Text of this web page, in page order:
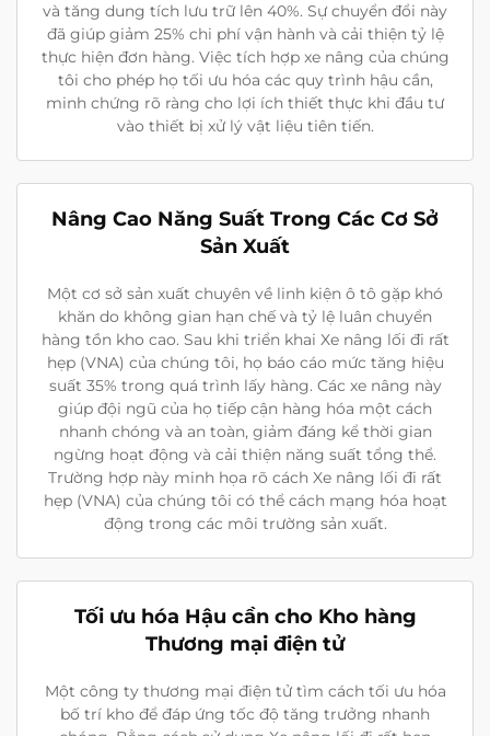
và tăng dung tích lưu trữ lên 40%. Sự chuyển đổi này
đã giúp giảm 25% chi phí vận hành và cải thiện tỷ lệ
thực hiện đơn hàng. Việc tích hợp xe nâng của chúng
tôi cho phép họ tối ưu hóa các quy trình hậu cần,
minh chứng rõ ràng cho lợi ích thiết thực khi đầu tư
vào thiết bị xử lý vật liệu tiên tiến.
Nâng Cao Năng Suất Trong Các Cơ Sở
Sản Xuất
Một cơ sở sản xuất chuyên về linh kiện ô tô gặp khó
khăn do không gian hạn chế và tỷ lệ luân chuyển
hàng tồn kho cao. Sau khi triển khai Xe nâng lối đi rất
hẹp (VNA) của chúng tôi, họ báo cáo mức tăng hiệu
suất 35% trong quá trình lấy hàng. Các xe nâng này
giúp đội ngũ của họ tiếp cận hàng hóa một cách
nhanh chóng và an toàn, giảm đáng kể thời gian
ngừng hoạt động và cải thiện năng suất tổng thể.
Trường hợp này minh họa rõ cách Xe nâng lối đi rất
hẹp (VNA) của chúng tôi có thể cách mạng hóa hoạt
động trong các môi trường sản xuất.
Tối ưu hóa Hậu cần cho Kho hàng
Thương mại điện tử
Một công ty thương mại điện tử tìm cách tối ưu hóa
bố trí kho để đáp ứng tốc độ tăng trưởng nhanh